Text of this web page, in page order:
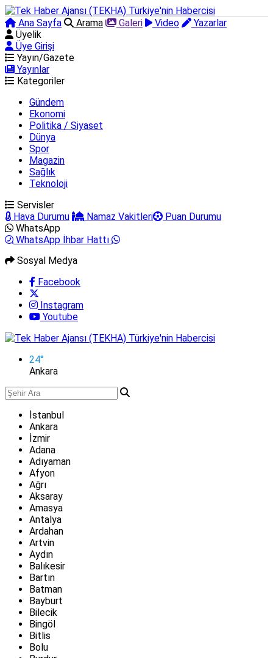
Ana Sayfa Arama Galeri Video
Yazarlar
Üyelik
Üye Girişi
Yayın/Gazete
Yayınlar
Kategoriler
Gündem
Ekonomi
Politika / Siyaset
Dünya
Spor
Magazin
Sağlık
Teknoloji
Servisler
Hava Durumu
Namaz Vakitleri
Puan Durumu
WhatsApp
WhatsApp İhbar Hattı
Sosyal Medya
Facebook
Instagram
Youtube
24°
Ankara
İstanbul
Ankara
İzmir
Adana
Adıyaman
Afyon
Ağrı
Aksaray
Amasya
Antalya
Ardahan
Artvin
Aydın
Balıkesir
Bartın
Batman
Bayburt
Bilecik
Bingöl
Bitlis
Bolu